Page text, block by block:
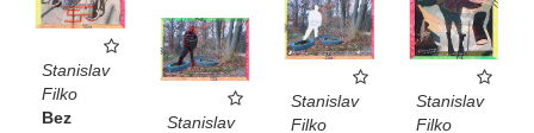
Stanislav
Filko
Bez
Stanislav
Filko
Stanislav
Filko
Stanislav